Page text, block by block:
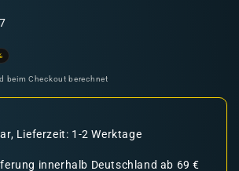
beim Checkout berechnet
Lieferzeit: 1-2 Werktage
innerhalb Deutschland ab 69 €